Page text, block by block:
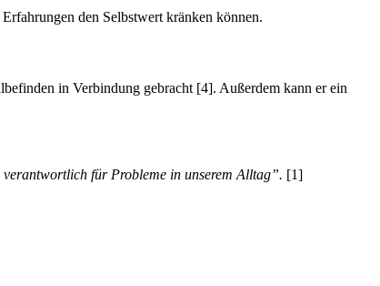
den Selbstwert kränken können.
in Verbindung gebracht [4]. Außerdem kann er ein
für Probleme in unserem Alltag”. [1]